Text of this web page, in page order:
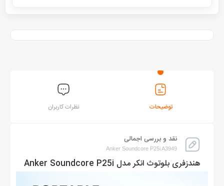
توضیحات نظرات کاربران
نقد و بررسی اجمالی
Anker Soundcore P25i A3949
هندزفری بلوتوث انکر مدل Anker Soundcore P25i